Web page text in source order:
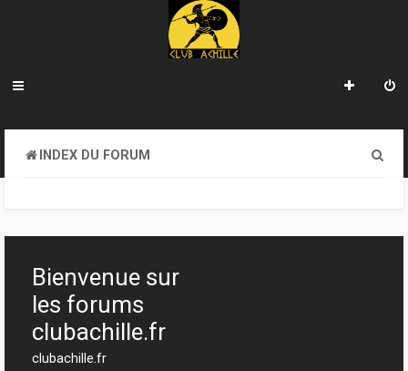
INDEX DU FORUM
h
Bienvenue sur
les forums
clubachille.fr
clubachille.fr